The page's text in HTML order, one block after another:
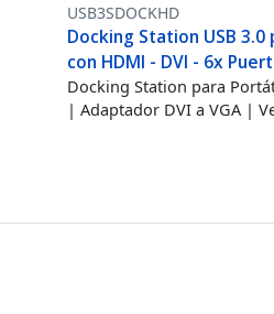
USB3SDOCKHD
Docking Station USB
con HDMI - DVI - 6x
Docking Station para
| Adaptador DVI a VGA |